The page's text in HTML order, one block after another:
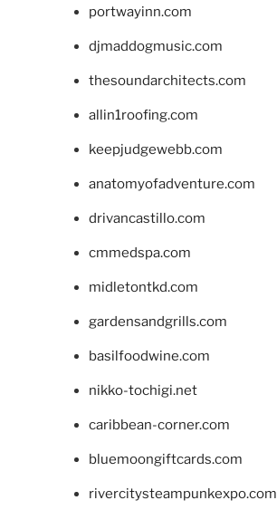
portwayinn.com
djmaddogmusic.com
thesoundarchitects.com
allin1roofing.com
keepjudgewebb.com
anatomyofadventure.com
drivancastillo.com
cmmedspa.com
midletontkd.com
gardensandgrills.com
basilfoodwine.com
nikko-tochigi.net
caribbean-corner.com
bluemoongiftcards.com
rivercitysteampunkexpo.com